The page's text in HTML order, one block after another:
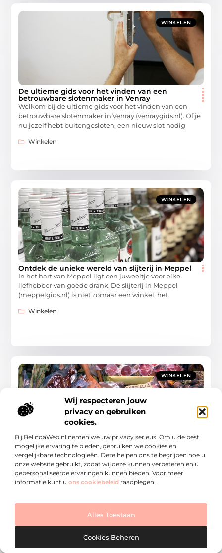
Wij respecteren jouw
privacy en gebruiken
cookies.
Bij BelindaWeb.nl nemen we uw privacy serieus. Om u de best
mogelijke ervaring te bieden, gebruiken we cookies en
vergelijkbare technologieën. Deze helpen ons te begrijpen hoe u
onze website gebruikt, zodat wij deze kunnen verbeteren en u
gepersonaliseerde ervaringen kunnen bieden. Voor meer
informatie kunt u ons cookiebeleid raadplegen.
Alles Toestaan
Cookies Beheren
WINKELEN
De ultieme gids voor het vinden van een
betrouwbare slotenmaker in Venray
Welkom bij de ultieme gids voor het vinden van een
betrouwbare slotenmaker in Venray (venraygids.nl). Of je
nu jezelf hebt buitengesloten, een nieuw slot nodig
Winkelen
WINKELEN
Ontdek de unieke wereld van slijterij in Meppel
In het hart van Meppel ligt een juweeltje voor elke
liefhebber van goede drank. De slijterij in Meppel
(meppelgids.nl) is niet zomaar een winkel; het
Winkelen
WINKELEN
Ontdek de wereld van slager in Barneveld
Barneveld, gelegen in het hart van Nederland, staat
bekend om zijn rijke geschiedenis in de
pluimveehouderij en de belangrijke rol die de slager in
Barneveld (meer